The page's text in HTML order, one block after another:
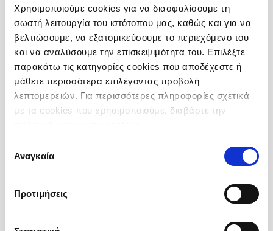
Χρησιμοποιούμε cookies για να διασφαλίσουμε τη
σωστή λειτουργία του ιστότοπου μας, καθώς και για να
βελτιώσουμε, να εξατομικεύσουμε το περιεχόμενο του
και να αναλύσουμε την επισκεψιμότητα του. Επιλέξτε
παρακάτω τις κατηγορίες cookies που αποδέχεστε ή
μάθετε περισσότερα επιλέγοντας προβολή
λεπτομερειών. Για περισσότερες πληροφορίες σχετικά
με τα cookies που χρησιμοποιούμε, διαβάστε την
συγκατάθεσης
Αναγκαία
Προτιμήσεις
Μέλι Ζαχαροπλαστικής
Χώρες Συγκομιδής: Ελλάδα
Προέλευση :Ελλάδα